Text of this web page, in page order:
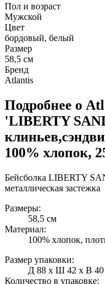
Пол и возраст
Мужской
Цвет
бордовый, белый
Размер
58,5 см
Бренд
Atlantis
Подробнее о
'LIBERTY
100% хлопок,
Бейсболка LIBERTY
металлическая застежка
Размеры:
58,5 см
Материал:
100% хлопок,
Размер упаковки:
Д 88 x Ш 42 x В 40
Количество в упаковке: